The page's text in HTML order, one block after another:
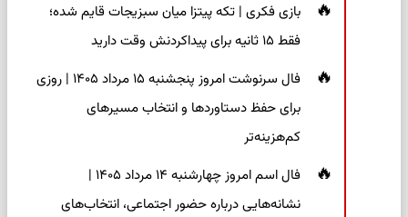
بازی فکری | تکه پیتزا میان سبزیجات قایم شده؛
فقط ۱۵ ثانیه برای پیداکردنش وقت دارید
فال سرنوشت امروز پنجشنبه ۱۵ مرداد ۱۴۰۵ | روزی
برای حفظ دستاوردها و انتخاب مسیرهای
کم‌هزینه‌تر
فال اسم امروز چهارشنبه ۱۴ مرداد ۱۴۰۵ |
نشانه‌هایی درباره حضور اجتماعی، انتخاب‌های